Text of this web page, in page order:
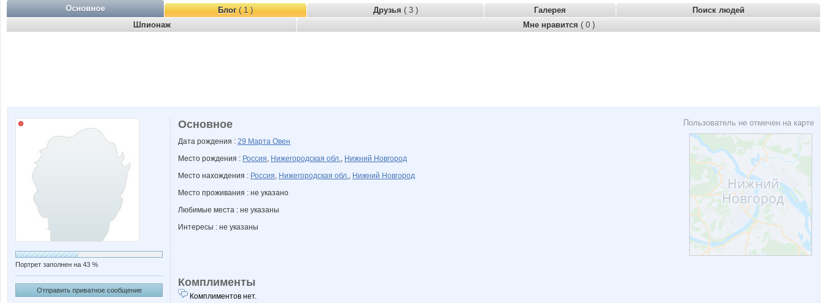
Основное Блог( 1 ) Друзья ( 3 ) Галерея
Поиск людей
Шпионаж
Мне нравится ( 0 )
Портрет заполнен на 43 %
Отправить приватное сообщение
Пользователь не отмечен на карте
Основное
Дата рождения : 29 Марта Овен
Место рождения : Россия, Нижегородская обл., Нижний Новгород
Место нахождения : Россия, Нижегородская обл., Нижний Новгород
Место проживания : не указано
Любимые места : не указаны
Интересы : не указаны
Комплименты
Комплиментов нет.